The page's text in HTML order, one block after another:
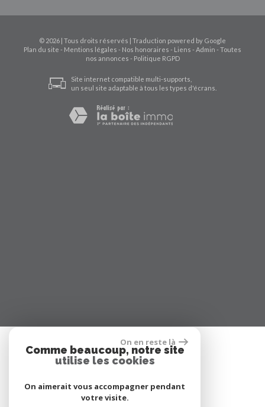
© 2026 | Tous droits réservés | Traduction powered by Google
Plan du site - Mentions légales - Nos honoraires - Liens - Admin - Toutes
nos annonces - Politique RGPD
Site internet compatible multi-supports,
un seul site adaptable à tous les types d'écrans.
On en reste là
Comme beaucoup, notre site
utilise les cookies
On aimerait vous accompagner pendant
votre visite.